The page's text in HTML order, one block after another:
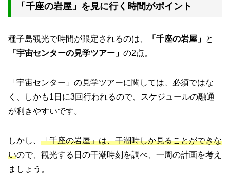
「千座の岩屋」を見に行く時間がポイント
種子島観光で時間が限定されるのは、 「千座の岩屋」 と
「宇宙センターの見学ツアー」 の2点。
「宇宙センター」の見学ツアーに関しては、必須ではな
く、しかも1日に3回行われるので、スケジュールの融通
が利きやすいです。
しかし、 「千座の岩屋」は、干潮時しか見ることができな
いので、観光する日の干潮時刻を調べ、一周の計画を考え
ましょう。